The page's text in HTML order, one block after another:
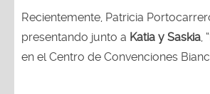
Recientemente, Patricia
presentando junto a Katia y Saskia,
en el Centro de Convenciones